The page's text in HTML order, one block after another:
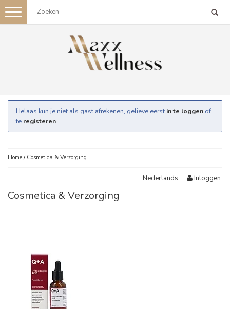
Toggle
navigation
Helaas kun je niet als gast afrekenen, gelieve eerst in te loggen of
te registeren.
Home / Cosmetica & Verzorging
Nederlands Inloggen
Cosmetica & Verzorging